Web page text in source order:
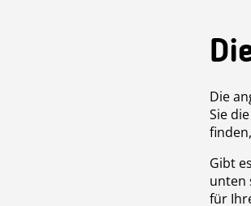
Die
Sie
Gibt
unten
für